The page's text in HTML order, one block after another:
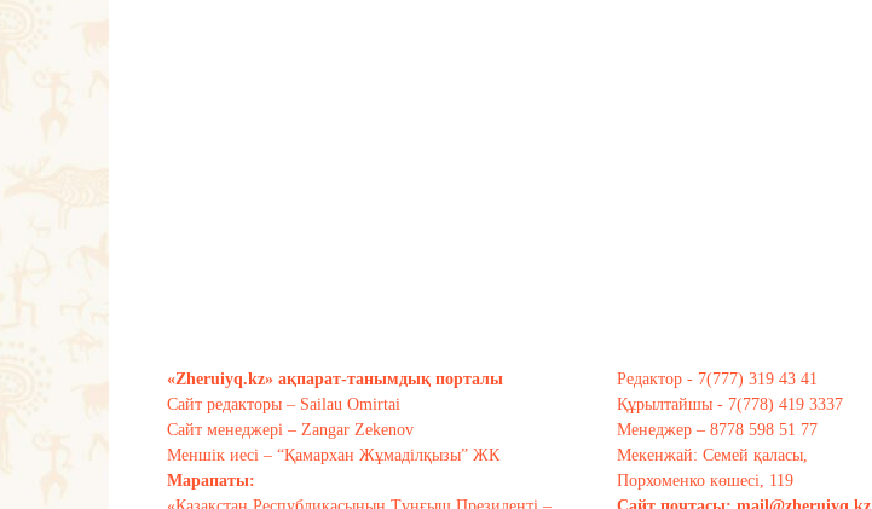
«Zheruiyq.kz» ақпарат-танымдық порталы
Сайт редакторы – Sailau Omirtai
Сайт менеджері – Zangar Zekenov
Меншік иесі – “Қамархан Жұмаділқызы” ЖК
Марапаты:
Редактор - 7(777) 319 43 41
Құрылтайшы - 7(778) 419 3337
Менеджер – 8778 598 51 77
Мекенжай: Семей қаласы,
Порхоменко көшесі, 119